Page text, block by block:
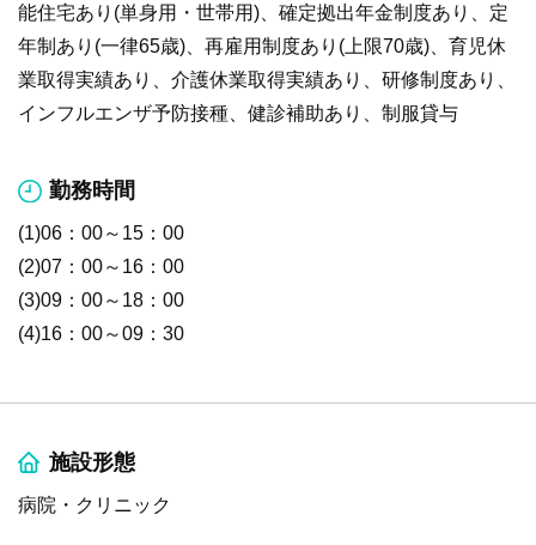
能住宅あり(単身用・世帯用)、確定拠出年金制度あり、定
年制あり(一律65歳)、再雇用制度あり(上限70歳)、育児休
業取得実績あり、介護休業取得実績あり、研修制度あり、
インフルエンザ予防接種、健診補助あり、制服貸与
勤務時間
(1)06：00～15：00
(2)07：00～16：00
(3)09：00～18：00
(4)16：00～09：30
施設形態
病院・クリニック